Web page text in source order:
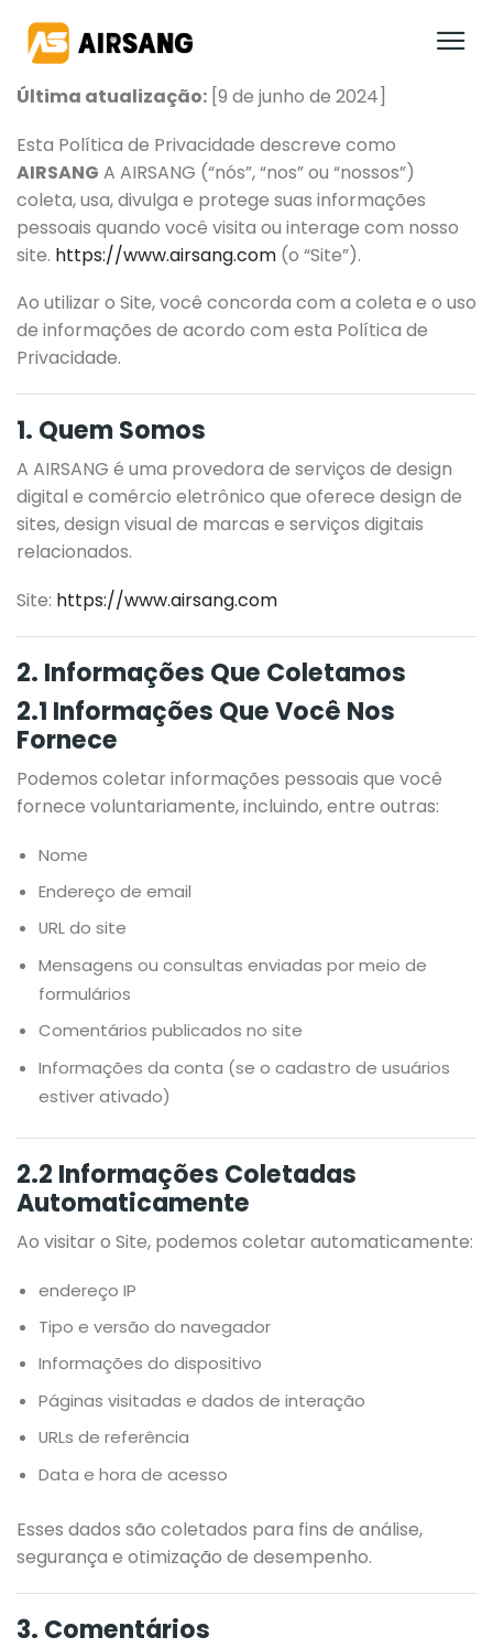
Última atualização: [9 de junho de 2024]
Esta Política de Privacidade descreve como
AIRSANG A AIRSANG (“nós”, “nos” ou “nossos”)
coleta, usa, divulga e protege suas informações
pessoais quando você visita ou interage com nosso
site. https://www.airsang.com (o “Site”).
Ao utilizar o Site, você concorda com a coleta e o uso
de informações de acordo com esta Política de
Privacidade.
1. Quem Somos
A AIRSANG é uma provedora de serviços de design
digital e comércio eletrônico que oferece design de
sites, design visual de marcas e serviços digitais
relacionados.
Site: https://www.airsang.com
2. Informações Que Coletamos
2.1 Informações Que Você Nos
Fornece
Podemos coletar informações pessoais que você
fornece voluntariamente, incluindo, entre outras:
Nome
Endereço de email
URL do site
Mensagens ou consultas enviadas por meio de
formulários
Comentários publicados no site
Informações da conta (se o cadastro de usuários
estiver ativado)
2.2 Informações Coletadas
Automaticamente
Ao visitar o Site, podemos coletar automaticamente:
endereço IP
Tipo e versão do navegador
Informações do dispositivo
Páginas visitadas e dados de interação
URLs de referência
Data e hora de acesso
Esses dados são coletados para fins de análise,
segurança e otimização de desempenho.
3. Comentários